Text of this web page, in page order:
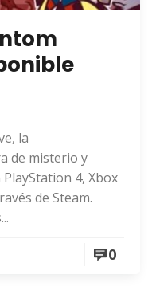
la
de misterio y
4, Xbox
de Steam.
0